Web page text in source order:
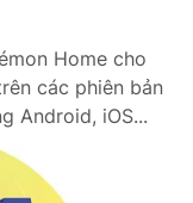
Home cho
các phiên bản
Android, iOS...